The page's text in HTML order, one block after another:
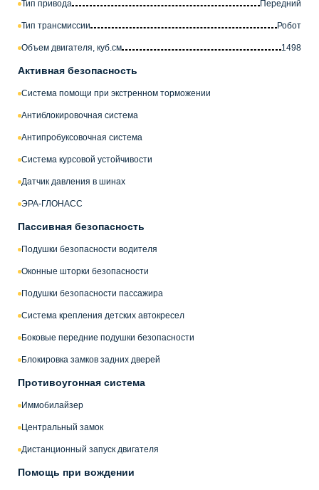
Тип привода Передний
Тип трансмиссии Робот
Объем двигателя, куб.см 1498
Активная безопасность
Система помощи при экстренном торможении
Антиблокировочная система
Антипробуксовочная система
Система курсовой устойчивости
Датчик давления в шинах
ЭРА-ГЛОНАСС
Пассивная безопасность
Подушки безопасности водителя
Оконные шторки безопасности
Подушки безопасности пассажира
Система крепления детских автокресел
Боковые передние подушки безопасности
Блокировка замков задних дверей
Противоугонная система
Иммобилайзер
Центральный замок
Дистанционный запуск двигателя
Помощь при вождении